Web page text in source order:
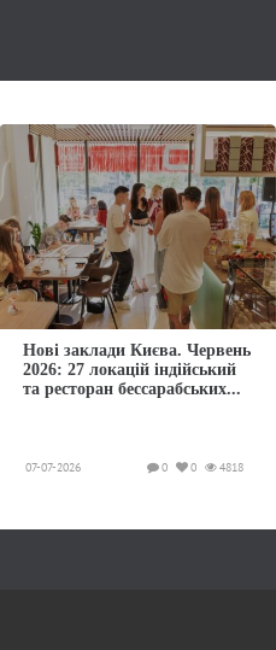
Нові заклади Києва. Червень
2026: 27 локацій індійський
та ресторан бессарабських...
07-07-2026 4818
0
0